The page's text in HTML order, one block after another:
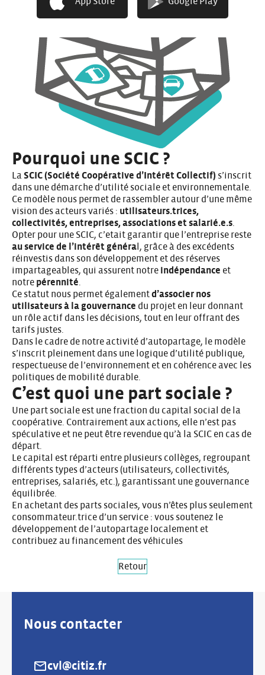
Pourquoi une SCIC ?
La SCIC (Société Coopérative d’Intérêt Collectif) s’inscrit
dans une démarche d’utilité sociale et environnementale.
Ce modèle nous permet de rassembler autour d’une même
vision des acteurs variés : utilisateurs.trices,
collectivités, entreprises, associations et salarié.e.s
Opter pour une SCIC, c’etait garantir que l’entreprise reste
au service de l’intérêt généra l, grâce à des excédents
réinvestis dans son développement et des réserves
impartageables, qui assurent notre indépendance et
notre pérennité
Ce statut nous permet égalementd’associer nos
utilisateurs à la gouvernance du projet en leur donnant
un rôle actif dans les décisions, tout en leur offrant des
tarifs justes.
Dans le cadre de notre activité d’autopartage, le modèle
s’inscrit pleinement dans une logique d’utilité publique,
respectueuse de l’environnement et en cohérence avec les
politiques de mobilité durable.
C’est quoi une part sociale ?
Une part sociale est une fraction du capital social de la
coopérative. Contrairement aux actions, elle n’est pas
spéculative et ne peut être revendue qu’à la SCIC en cas de
départ.
Le capital est réparti entre plusieurs collèges, regroupant
différents types d’acteurs (utilisateurs, collectivités,
entreprises, salariés, etc.), garantissant une gouvernance
équilibrée.
En achetant des parts sociales, vous n’êtes plus seulement
consommateur.trice d’un service : vous soutenez le
développement de l’autopartage localement et
contribuez au financement des véhicules
Retour
Nous contacter
E-mail :cvl@citiz.fr